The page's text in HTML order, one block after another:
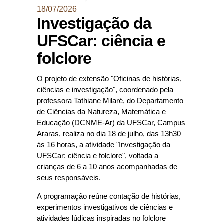
18/07/2026
Investigação da
UFSCar: ciência e
folclore
O projeto de extensão "Oficinas de histórias,
ciências e investigação", coordenado pela
professora Tathiane Milaré, do Departamento
de Ciências da Natureza, Matemática e
Educação (DCNME-Ar) da UFSCar, Campus
Araras, realiza no dia 18 de julho, das 13h30
às 16 horas, a atividade "Investigação da
UFSCar: ciência e folclore", voltada a
crianças de 6 a 10 anos acompanhadas de
seus responsáveis.
A programação reúne contação de histórias,
experimentos investigativos de ciências e
atividades lúdicas inspiradas no folclore